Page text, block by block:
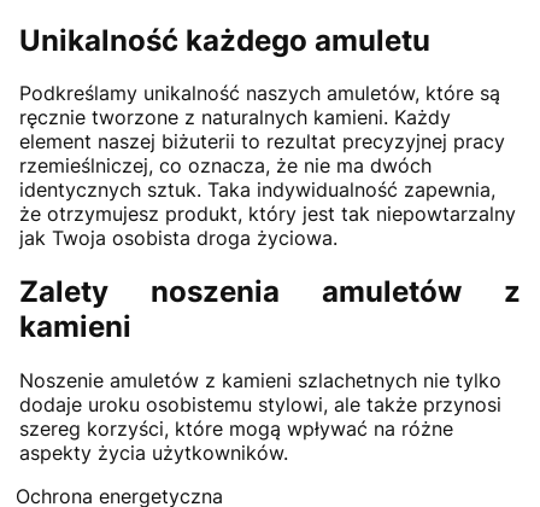
Unikalność każdego amuletu
Podkreślamy unikalność naszych amuletów, które są
ręcznie tworzone z naturalnych kamieni. Każdy
element naszej biżuterii to rezultat precyzyjnej pracy
rzemieślniczej, co oznacza, że nie ma dwóch
identycznych sztuk. Taka indywidualność zapewnia,
że otrzymujesz produkt, który jest tak niepowtarzalny
jak Twoja osobista droga życiowa.
Zalety noszenia amuletów z
kamieni
Noszenie amuletów z kamieni szlachetnych nie tylko
dodaje uroku osobistemu stylowi, ale także przynosi
szereg korzyści, które mogą wpływać na różne
aspekty życia użytkowników.
Ochrona energetyczna